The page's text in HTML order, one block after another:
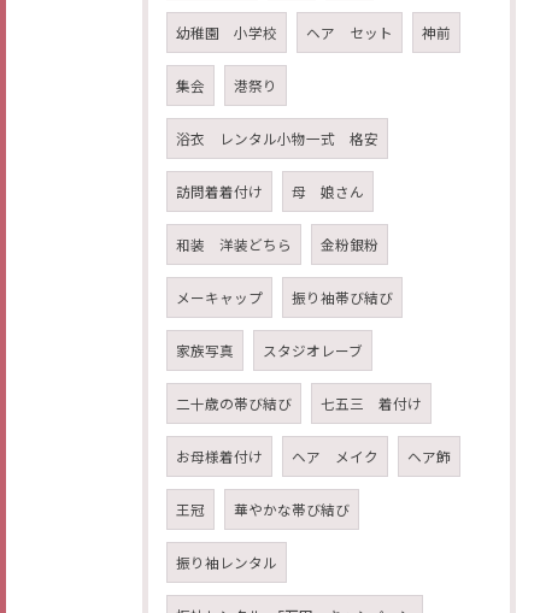
幼稚園 小学校 ヘア セット 神前
集会 港祭り
浴衣 レンタル小物一式 格安
訪問着着付け 母 娘さん
和装 洋装どちら 金粉銀粉
メーキャップ 振り袖帯び結び
家族写真 スタジオレーブ
二十歳の帯び結び 七五三 着付け
お母様着付け ヘア メイク ヘア飾
王冠 華やかな帯び結び
振り袖レンタル